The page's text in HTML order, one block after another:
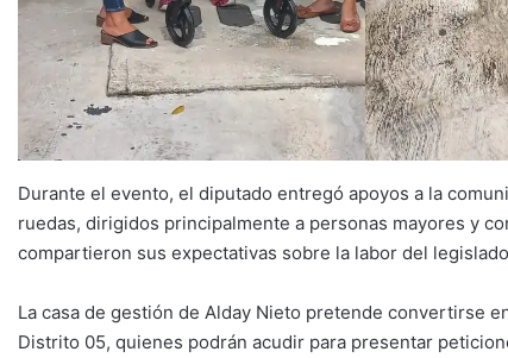
Durante el evento, el diputado entregó apoyos a la
ruedas, dirigidos principalmente a personas mayores y
compartieron sus expectativas sobre la labor del
La casa de gestión de Alday Nieto pretende convertirse
Distrito 05, quienes podrán acudir para presentar